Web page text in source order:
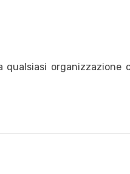
organizzazione